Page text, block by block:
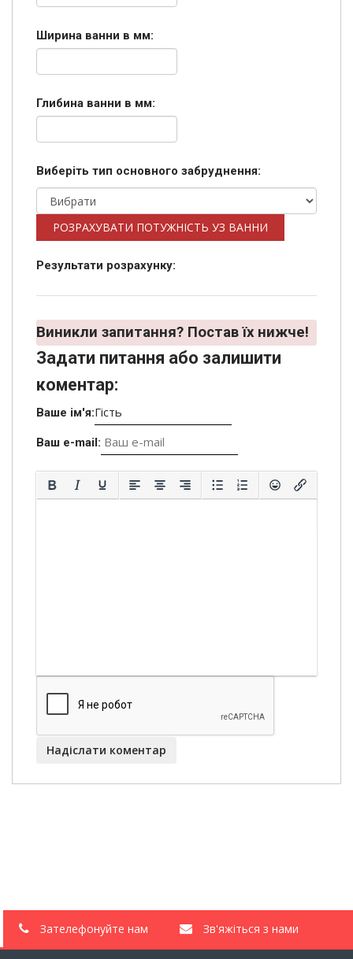
Ширина ванни в мм:
Глибина ванни в мм:
Виберіть тип основного забруднення:
РОЗРАХУВАТИ ПОТУЖНІСТЬ УЗ ВАННИ
Результати розрахунку:
Виникли запитання? Постав їх нижче!
Задати питання або залишити
коментар:
Ваше ім'я:
Ваш e-mail:
Надіслати коментар
Зателефонуйте нам Зв'яжіться з нами